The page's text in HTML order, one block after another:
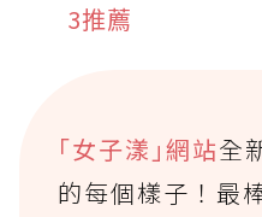
3推薦
｢女子漾｣網站全
的每個樣子！最